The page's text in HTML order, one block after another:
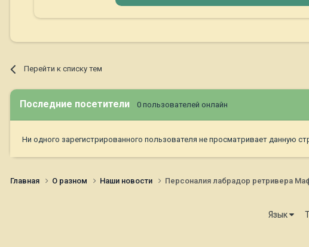
Перейти к списку тем
Последние посетители 0 пользователей онлайн
Ни одного зарегистрированного пользователя не просматривает данную
Главная О разном Наши новости Персоналия лабрадор ретривера
Язык